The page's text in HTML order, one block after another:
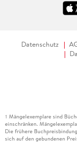
Datenschutz
1 Mängelexemplare sind
einschränken.
Die frühere
sich auf den gebundenen